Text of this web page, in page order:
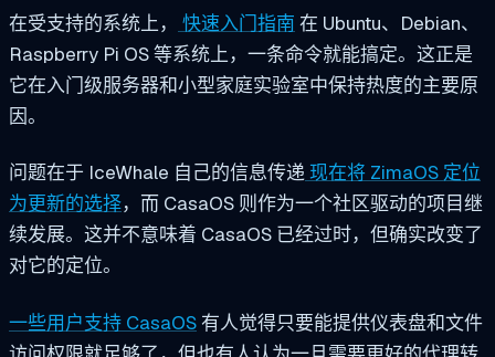
在受支持的系统上， 快速入门指南 在 Ubuntu、Debian、
Raspberry Pi OS 等系统上，一条命令就能搞定。这正是
它在入门级服务器和小型家庭实验室中保持热度的主要原
因。
问题在于 IceWhale 自己的信息传递现在将 ZimaOS 定位
为更新的选择，而 CasaOS 则作为一个社区驱动的项目继
续发展。这并不意味着 CasaOS 已经过时，但确实改变了
对它的定位。
一些用户支持 CasaOS 有人觉得只要能提供仪表盘和文件